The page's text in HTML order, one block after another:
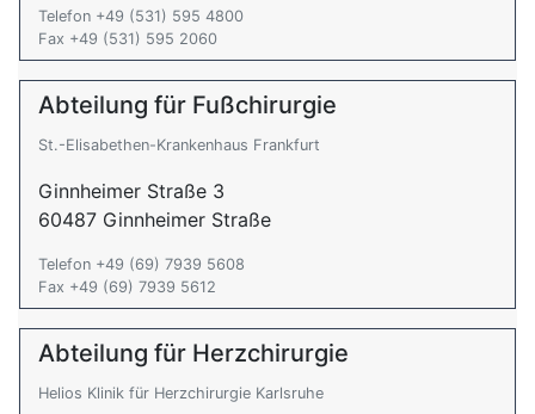
Telefon +49 (531) 595 4800
Fax +49 (531) 595 2060
Abteilung für Fußchirurgie
St.-Elisabethen-Krankenhaus Frankfurt
Ginnheimer Straße 3
60487 Ginnheimer Straße
Telefon +49 (69) 7939 5608
Fax +49 (69) 7939 5612
Abteilung für Herzchirurgie
Helios Klinik für Herzchirurgie Karlsruhe